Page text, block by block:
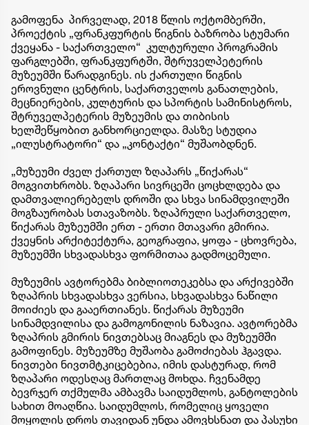
გამოფენა პირველად, 2018 წლის ოქტომბერში,
პროექტის „ფრანკფურტის წიგნის ბაზრობა სტუმარი
ქვეყანა - საქართველო“ კულტურული პროგრამის
ფარგლებში, ფრანკფურტში, შტრუველპეტერის
მუზეუმში წარადგინეს. ის ქართული წიგნის
ეროვნული ცენტრის, საქართველოს განათლების,
მეცნიერების, კულტურის და სპორტის სამინისტროს,
შტრუველპეტერის მუზეუმის და თიბისის
ხელშეწყობით განხორციელდა. მასზე სტუდია
„ილუსტრატორი“ და „კონტაქტი“ მუშაობდნენ.
„მუზეუმი ძველ ქართულ ზღაპარს „წიქარას“
მოგვითხრობს. ზღაპარი სივრცეში ცოცხლდება და
დამთვალიერებელს დროში და სხვა სინამდვილეში
მოგზაურობას სთავაზობს. ზღაპრული საქართველო,
წიქარას მუზეუმში ერთ - ერთი მთავარი გმირია.
ქვეყნის არქიტექტურა, გეოგრაფია, ყოფა - ცხოვრება,
მუზეუმში სხვადასხვა ფორმითაა გადმოცემული.
მუზეუმის ავტორებმა ბიბლიოთეკებსა და არქივებში
ზღაპრის სხვადასხვა ვერსია, სხვადასხვა ნაწილი
მოიძიეს და გააერთიანეს. წიქარას მუზეუმი
სინამდვილისა და გამოგონილის ნაზავია. ავტორებმა
ზღაპრის გმირის ნივთებსაც მიაგნეს და მუზეუმში
გამოფინეს. მუზეუმზე მუშაობა გამოძიებას ჰგავდა.
ნივთები ნივთმტკიცებებია, იმის დასტურად, რომ
ზღაპარი ოდესღაც მართლაც მოხდა. ჩვენამდე
ბევრჯერ თქმულმა ამბავმა საიდუმლოს, განტოლების
სახით მოაღწია. საიდუმლოს, რომელიც ყოველი
მოყოლის დროს თავიდან უნდა ამოვხსნათ და პასუხი